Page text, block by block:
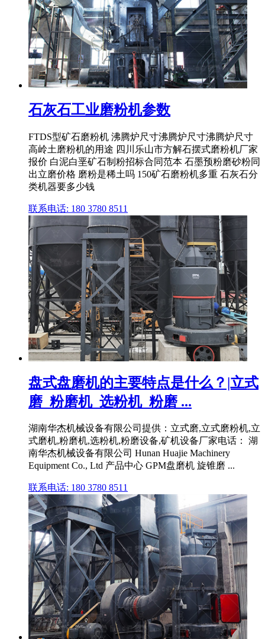
石灰石工业磨粉机参数
FTDS型矿石磨粉机 沸腾炉尺寸沸腾炉尺寸沸腾炉尺寸
高岭土磨粉机的用途 四川乐山市方解石摆式磨粉机厂家
报价 白泥白垩矿石制粉招标合同范本 石墨预粉磨砂粉同
出立磨价格 磨粉是稀土吗 150矿石磨粉机多重 石灰石分
类机器要多少钱
联系电话: 180 3780 8511
盘式盘磨机的主要特点是什么？|立式
磨_粉磨机_选粉机_粉磨 ...
湖南华杰机械设备有限公司提供：立式磨,立式磨粉机,立
式磨机,粉磨机,选粉机,粉磨设备,矿机设备厂家电话： 湖
南华杰机械设备有限公司 Hunan Huajie Machinery
Equipment Co., Ltd 产品中心 GPM盘磨机 旋锥磨 ...
联系电话: 180 3780 8511